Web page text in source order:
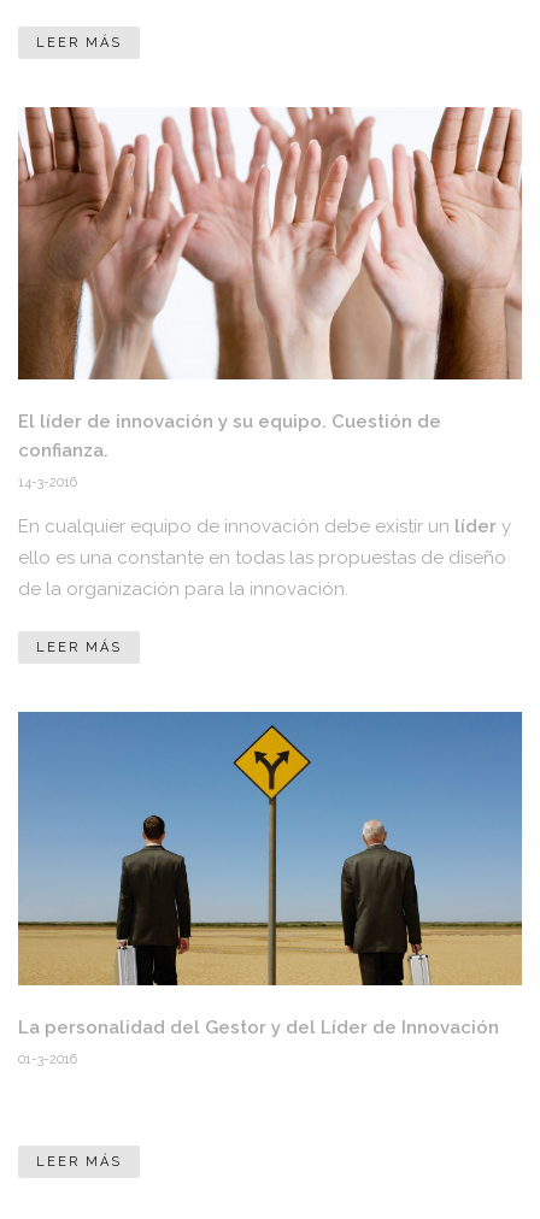
LEER MÁS
El líder de innovación y su equipo. Cuestión de
confianza.
14-3-2016
En cualquier equipo de innovación debe existir un líder y
ello es una constante en todas las propuestas de diseño
de la organización para la innovación.
LEER MÁS
La personalidad del Gestor y del Líder de Innovación
01-3-2016
LEER MÁS